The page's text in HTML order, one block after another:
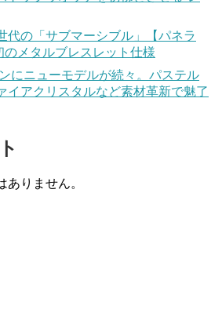
代の「サブマーシブル」【パネラ
のメタルブレスレット仕様
にニューモデルが続々。パステル
イアクリスタルなど素材革新で魅了
りません。